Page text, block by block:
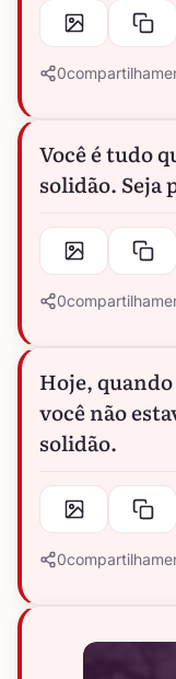
0
Você é tudo
solidão.
0
Hoje,
você não
solidão.
0